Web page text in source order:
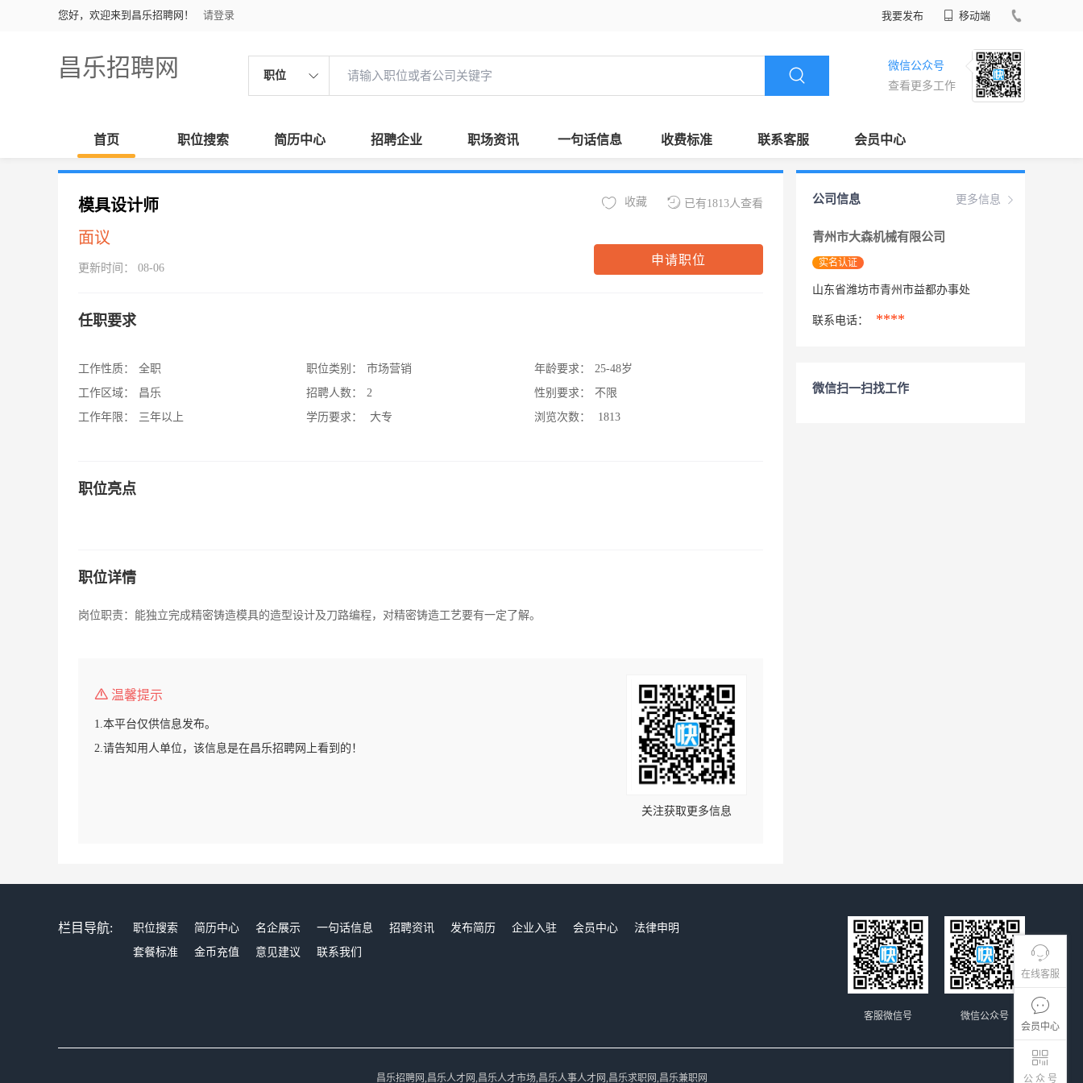
您好，欢迎来到昌乐招聘网！ 请登录 我要发布 移动端
昌乐招聘网 职位
微信公众号
查看更多工作
首页 职位搜索 简历中心 招聘企业 职场资讯 一句话信息 收费标准 联系客服 会员中心
在线客服
会员中心
公 众 号
模具设计师
面议
更新时间： 08-06
已有1813人查看
收藏
申请职位
任职要求
工作性质：
全职
工作区域：
昌乐
工作年限：
三年以上
职位类别：
市场营销
招聘人数：
2
学历要求：
大专
年龄要求：
25-48岁
性别要求：
不限
浏览次数：
1813
职位亮点
职位详情
岗位职责：能独立完成精密铸造模具的造型设计及刀路编程，对精密铸造工艺要有一定了解。
温馨提示
1.本平台仅供信息发布。
2.请告知用人单位，该信息是在昌乐招聘网上看到的！
关注获取更多信息
更多信息
公司信息
青州市大森机械有限公司
实名认证
山东省潍坊市青州市益都办事处
联系电话： ****
微信扫一扫找工作
栏目导航: 职位搜索 简历中心 名企展示 一句话信息 招聘资讯 发布简历 企业入驻 会员中心
法律申明
套餐标准
金币充值 意见建议 联系我们
微信公众号
客服微信号
昌乐招聘网,昌乐人才网,昌乐人才市场,昌乐人事人才网,昌乐求职网,昌乐兼职网